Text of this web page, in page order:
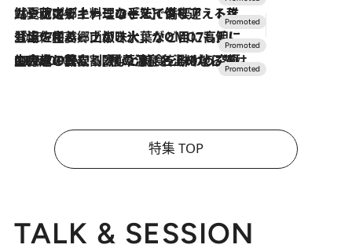
2026.7.24
【夏限定ディナーコース】旬を迎える稚鮎や花ズッキーニなどをイタリア・トスカーナの郷土料理の手法で満喫！
2026.7.17
「土佐和ハーブかき氷」がOMO7高知に登場！生姜、山椒、大葉など目にも舌にも涼を呼ぶ郷土の味
2026.7.10
NEW OPEN！【界 草津】名湯の地に誕生。趣の異なる2種の温泉と上州ならではの会席・蕎麦割烹など美食を味わう究極の癒やし旅
特集 TOP
TALK & SESSION